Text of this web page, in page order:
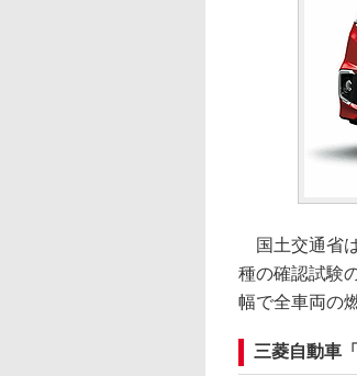
国土交通省
種の確認試験
幅で全車両の
三菱自動車